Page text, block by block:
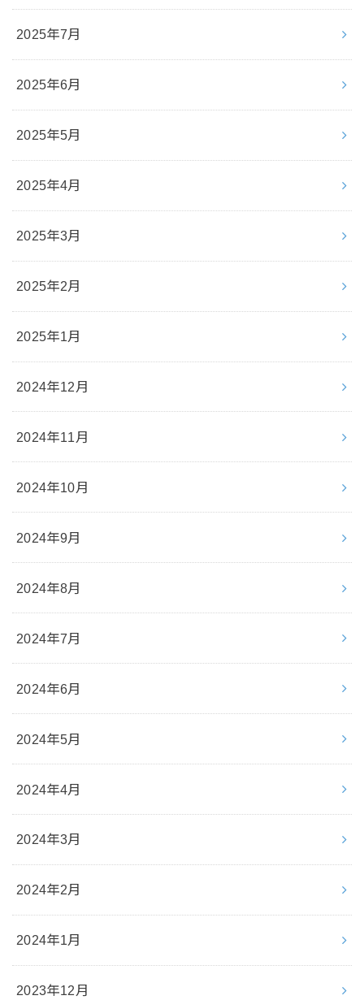
2025年7月
2025年6月
2025年5月
2025年4月
2025年3月
2025年2月
2025年1月
2024年12月
2024年11月
2024年10月
2024年9月
2024年8月
2024年7月
2024年6月
2024年5月
2024年4月
2024年3月
2024年2月
2024年1月
2023年12月